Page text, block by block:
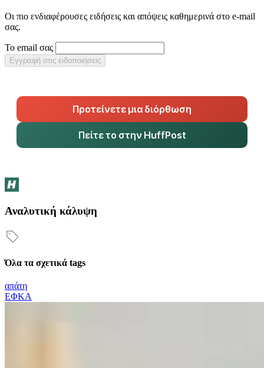
Οι πιο ενδιαφέρουσες ειδήσεις και απόψεις καθημερινά στο e-mail
σας.
Το email σας
Εγγραφή στις ειδοποιήσεις
Προτείνετε μια διόρθωση
Πείτε το στην HuffPost
Αναλυτική κάλυψη
Όλα τα σχετικά tags
απάτη
ΕΦΚΑ